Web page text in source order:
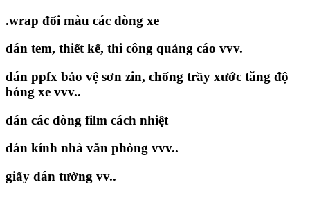
.wrap đổi màu các dòng xe
dán tem, thiết kế, thi công quảng cáo vvv.
dán ppfx bảo vệ sơn zin, chống trầy xước tăng độ
bóng xe vvv..
dán các dòng film cách nhiệt
dán kính nhà văn phòng vvv..
giấy dán tường vv..